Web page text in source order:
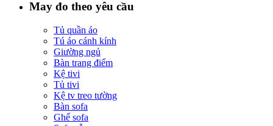
May đo theo yêu cầu
Tủ quần áo
Tú áo cánh kính
Giường ngủ
Bàn trang điểm
Kệ tivi
Tủ tivi
Kệ tv treo tường
Bàn sofa
Ghế sofa